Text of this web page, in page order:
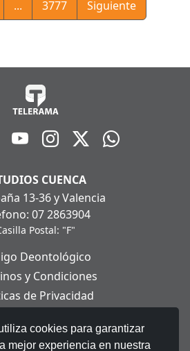
cookies para garantizar
mejor experiencia en nuestra
... 3777 Siguiente
CUENCA
13-36 y Valencia
07 2863904
Postal: "F"
Deontológico
y Condiciones
de Privacidad
Aviso Legal